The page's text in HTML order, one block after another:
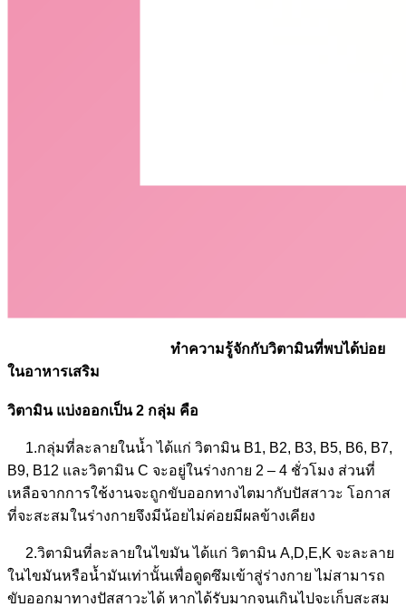
ทำความรู้จักกับวิตามินที่พบได้บ่อย
ในอาหารเสริม
วิตามิน แบ่งออกเป็น 2 กลุ่ม คือ
1.กลุ่มที่ละลายในน้ำ ได้แก่ วิตามิน B1, B2, B3, B5, B6, B7,
B9, B12 และวิตามิน C จะอยู่ในร่างกาย 2 – 4 ชั่วโมง ส่วนที่
เหลือจากการใช้งานจะถูกขับออกทางไตมากับปัสสาวะ โอกาส
ที่จะสะสมในร่างกายจึงมีน้อยไม่ค่อยมีผลข้างเคียง
2.วิตามินที่ละลายในไขมัน ได้แก่ วิตามิน A,D,E,K จะละลาย
ในไขมันหรือน้ำมันเท่านั้นเพื่อดูดซึมเข้าสู่ร่างกาย ไม่สามารถ
ขับออกมาทางปัสสาวะได้ หากได้รับมากจนเกินไปจะเก็บสะสม